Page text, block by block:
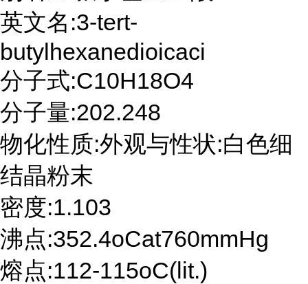
英文名:3-tert-
butylhexanedioicaci
分子式:C10H18O4
分子量:202.248
物化性质:外观与性状:白色细
结晶粉末
密度:1.103
沸点:352.4oCat760mmHg
熔点:112-115oC(lit.)